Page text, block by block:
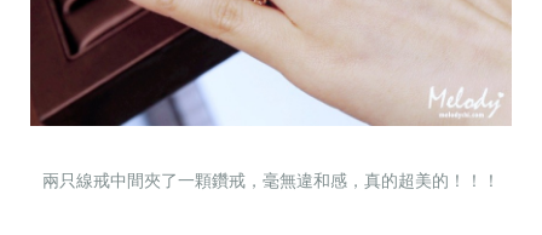
兩只線戒中間夾了一顆鑽戒，毫無違和感，真的超美的！！！